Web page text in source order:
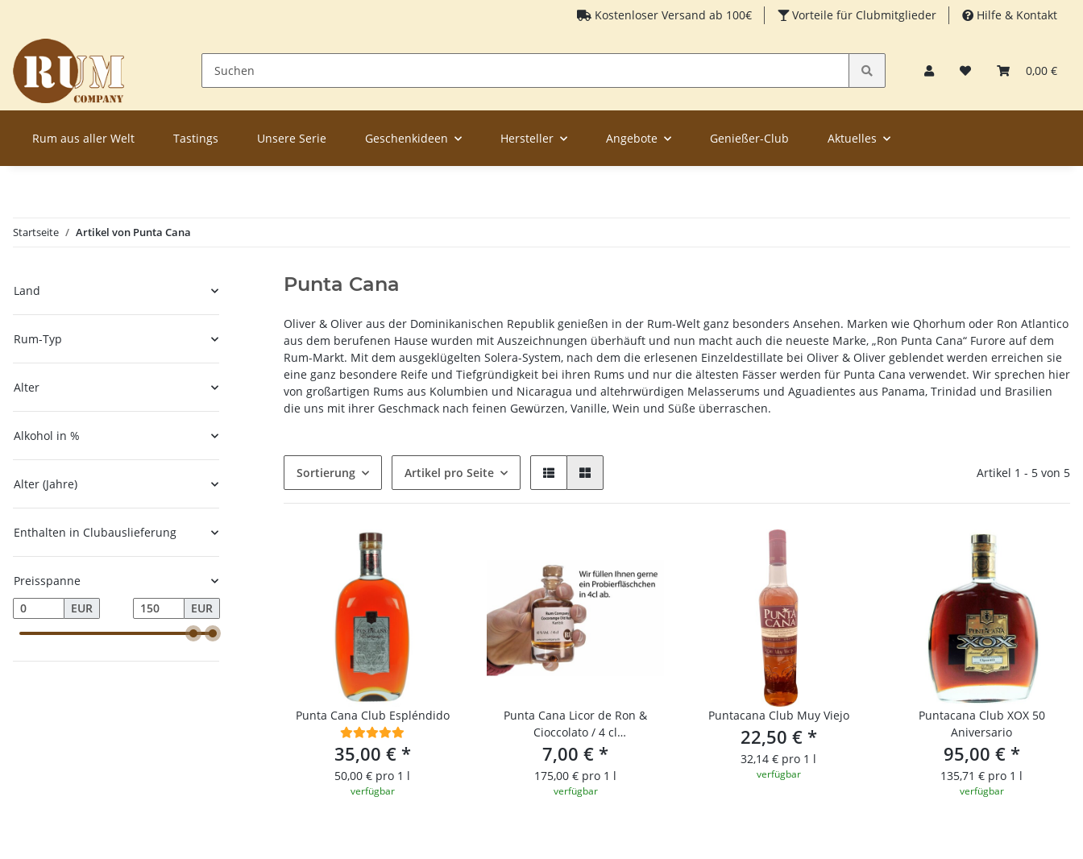
Kostenloser Versand ab 100€ Vorteile für Clubmitglieder Hilfe & Kontakt
0,00 €
Rum aus aller Welt Tastings Unsere Serie Geschenkideen Hersteller Angebote Genießer-Club Aktuelles
Startseite Artikel von Punta Cana
Punta Cana
Oliver & Oliver aus der Dominikanischen Republik genießen in der Rum-Welt ganz besonders Ansehen. Marken wie Qhorhum oder Ron Atlantico
aus dem berufenen Hause wurden mit Auszeichnungen überhäuft und nun macht auch die neueste Marke, „Ron Punta Cana“ Furore auf dem
Rum-Markt. Mit dem ausgeklügelten Solera-System, nach dem die erlesenen Einzeldestillate bei Oliver & Oliver geblendet werden erreichen sie
eine ganz besondere Reife und Tiefgründigkeit bei ihren Rums und nur die ältesten Fässer werden für Punta Cana verwendet. Wir sprechen hier
von großartigen Rums aus Kolumbien und Nicaragua und altehrwürdigen Melasserums und Aguadientes aus Panama, Trinidad und Brasilien
die uns mit ihrer Geschmack nach feinen Gewürzen, Vanille, Wein und Süße überraschen.
Sortierung Artikel pro Seite Artikel 1 - 5 von 5
Punta Cana Club Espléndido
35,00 € *
50,00 € pro 1 l
verfügbar
Punta Cana Licor de Ron &
Cioccolato / 4 cl
Probierfläschchen
7,00 € *
175,00 € pro 1 l
verfügbar
Puntacana Club Muy Viejo
22,50 € *
32,14 € pro 1 l
verfügbar
Puntacana Club XOX 50
Aniversario
95,00 € *
135,71 € pro 1 l
verfügbar
Land
Rum-Typ
Alter
Alkohol in %
Alter (Jahre)
Enthalten in Clubauslieferung
Preisspanne
EUR
EUR